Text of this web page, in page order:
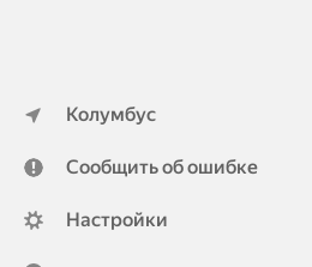
Колумбус
Сообщить об ошибке
Настройки